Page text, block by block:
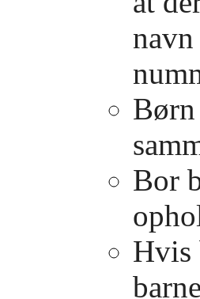
Bor
Hvis